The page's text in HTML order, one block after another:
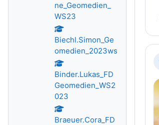
ne_Geomedien_
WS23
Biechl.Simon_Ge
omedien_2023ws
Binder.Lukas_FD
Geomedien_WS2
023
Braeuer.Cora_FD